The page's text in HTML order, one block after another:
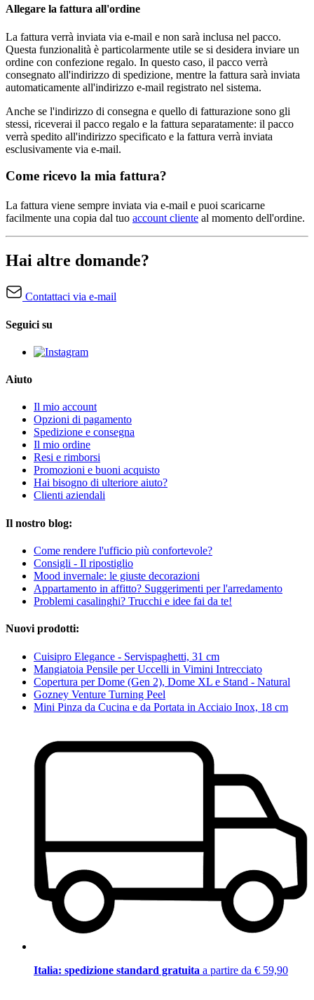
Allegare la fattura all'ordine
La fattura verrà inviata via e-mail e non sarà inclusa nel pacco.
Questa funzionalità è particolarmente utile se si desidera inviare un
ordine con confezione regalo. In questo caso, il pacco verrà
consegnato all'indirizzo di spedizione, mentre la fattura sarà inviata
automaticamente all'indirizzo e-mail registrato nel sistema.
Anche se l'indirizzo di consegna e quello di fatturazione sono gli
stessi, riceverai il pacco regalo e la fattura separatamente: il pacco
verrà spedito all'indirizzo specificato e la fattura verrà inviata
esclusivamente via e-mail.
Come ricevo la mia fattura?
La fattura viene sempre inviata via e-mail e puoi scaricarne
facilmente una copia dal tuo account cliente al momento dell'ordine.
Hai altre domande?
Contattaci via e-mail
Seguici su
Aiuto
Il mio account
Opzioni di pagamento
Spedizione e consegna
Il mio ordine
Resi e rimborsi
Promozioni e buoni acquisto
Hai bisogno di ulteriore aiuto?
Clienti aziendali
Il nostro blog:
Come rendere l'ufficio più confortevole?
Consigli - Il ripostiglio
Mood invernale: le giuste decorazioni
Appartamento in affitto? Suggerimenti per l'arredamento
Problemi casalinghi? Trucchi e idee fai da te!
Nuovi prodotti:
Cuisipro Elegance - Servispaghetti, 31 cm
Mangiatoia Pensile per Uccelli in Vimini Intrecciato
Copertura per Dome (Gen 2), Dome XL e Stand - Natural
Gozney Venture Turning Peel
Mini Pinza da Cucina e da Portata in Acciaio Inox, 18 cm
Italia: spedizione standard gratuita a partire da € 59,90